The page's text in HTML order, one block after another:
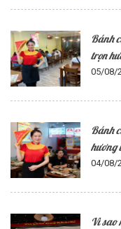
Bánh
trọn
05/08/
Bánh
hương
04/08/
Vì sao